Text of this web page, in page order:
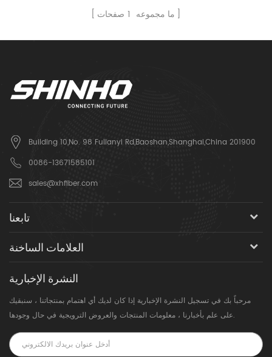
ما مجموعه 1 صفحات
Building 10,No. 98 Fulianyi Rd,Baoshan,Shanghai,China 201900
0086-13671585101
sales@xhfiber.com
تابعنا
العلامات الساخنة
النشرة الإخبارية
مرحباً بك في تسجيل النشرة الإخبارية إذا كان لديك أي اهتمام بمنتجاتنا ، سنبقيك
على علم بأخبارنا ، معلومات المنتجات والعروض الترويجية في حال وجودها.